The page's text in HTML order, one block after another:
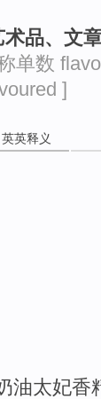
品、文
单数
]
英英释义
油太妃香